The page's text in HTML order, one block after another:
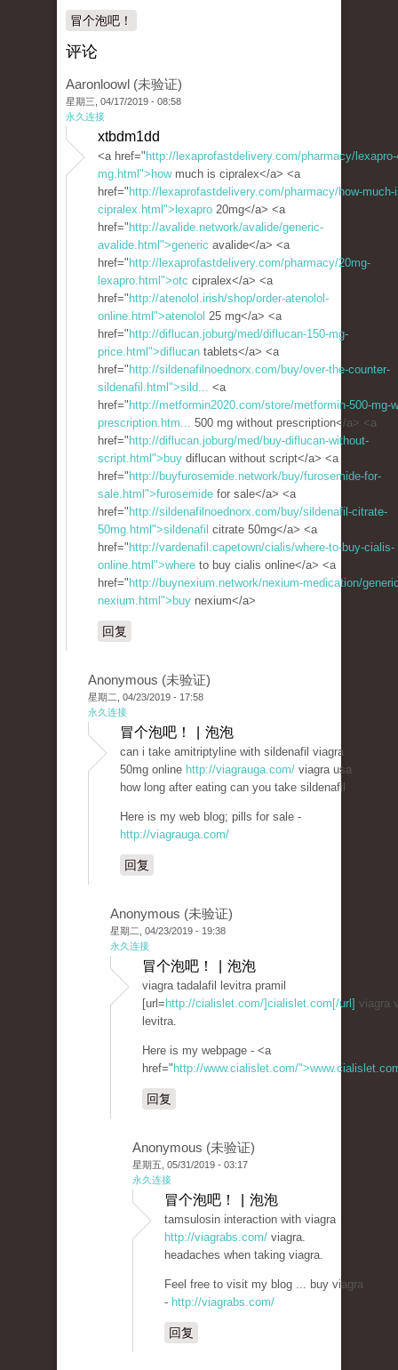
冒个泡吧！
评论
Aaronloowl (未验证)
星期三, 04/17/2019 - 08:58
永久连接
xtbdm1dd
<a href=" http://lexaprofastdelivery.com/pharmacy/lexapro-
mg.html">howmuch is cipralex</a> <a
href=" http://lexaprofastdelivery.com/pharmacy/how-much-
cipralex.html">lexapro 20mg</a> <a
href=" http://avalide.network/avalide/generic-
avalide.html">generic avalide</a> <a
href=" http://lexaprofastdelivery.com/pharmacy/20mg-
lexapro.html">otc cipralex</a> <a
href=" http://atenolol.irish/shop/order-atenolol-
online.html">atenolol 25 mg</a> <a
href=" http://diflucan.joburg/med/diflucan-150-mg-
price.html">diflucan tablets</a> <a
href=" http://sildenafilnoednorx.com/buy/over-the-counter-
sildenafil.html">sild... <a
href=" http://metformin2020.com/store/metformin-500-mg-
prescription.htm... 500 mg without prescription</a> <a
href=" http://diflucan.joburg/med/buy-diflucan-without-
script.html">buy diflucan without script</a> <a
href=" http://buyfurosemide.network/buy/furosemide-for-
sale.html">furosemide for sale</a> <a
href=" http://sildenafilnoednorx.com/buy/sildenafil-citrate-
50mg.html">sildenafil citrate 50mg</a> <a
href=" http://vardenafil.capetown/cialis/where-to-buy-cialis-
online.html">where to buy cialis online</a> <a
href=" http://buynexium.network/nexium-medication/
nexium.html">buy nexium</a>
回复
Anonymous (未验证)
星期二, 04/23/2019 - 17:58
永久连接
冒个泡吧！ | 泡泡
can i take amitriptyline with sildenafil viagra
50mg online http://viagrauga.com/ viagra usa
how long after eating can you take sildenafil
Here is my web blog; pills for sale -
http://viagrauga.com/
回复
Anonymous (未验证)
星期二, 04/23/2019 - 19:38
永久连接
冒个泡吧！ | 泡泡
viagra tadalafil levitra pramil
[url= http://cialislet.com/]cialislet.com[/url] viagra
levitra.
Here is my webpage - <a
href=" http://www.cialislet.com/
回复
Anonymous (未验证)
星期五, 05/31/2019 - 03:17
永久连接
冒个泡吧！ | 泡泡
tamsulosin interaction with viagra
http://viagrabs.com/ viagra.
headaches when taking viagra.
Feel free to visit my blog ... buy viagra
- http://viagrabs.com/
回复